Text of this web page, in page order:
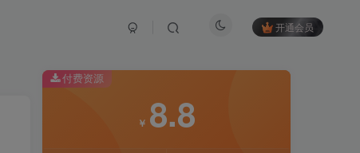
开通会员
付费资源
￥ 8.8